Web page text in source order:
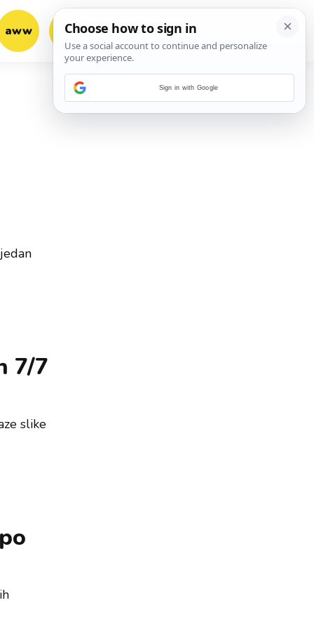
aww vrh! woot?!
7/7
slike
Sign in with Google